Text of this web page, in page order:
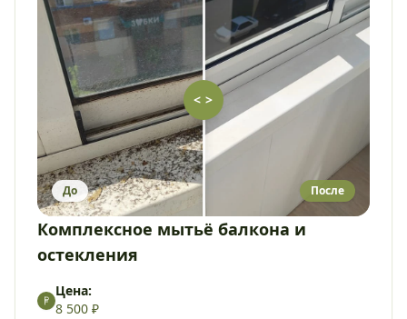
< >
До После
Комплексное мытьё балкона и
остекления
Цена:
8 500 ₽